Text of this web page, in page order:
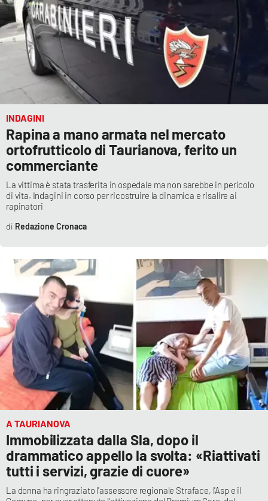
INDAGINI
Rapina a mano armata nel mercato
ortofrutticolo di Taurianova, ferito un
commerciante
La vittima è stata trasferita in ospedale ma non sarebbe in pericolo
di vita. Indagini in corso per ricostruire la dinamica e risalire ai
rapinatori
Redazione Cronaca
A TAURIANOVA
Immobilizzata dalla Sla, dopo il
drammatico appello la svolta: «Riattivati
tutti i servizi, grazie di cuore»
La donna ha ringraziato l'assessore regionale Straface, l'Asp e il